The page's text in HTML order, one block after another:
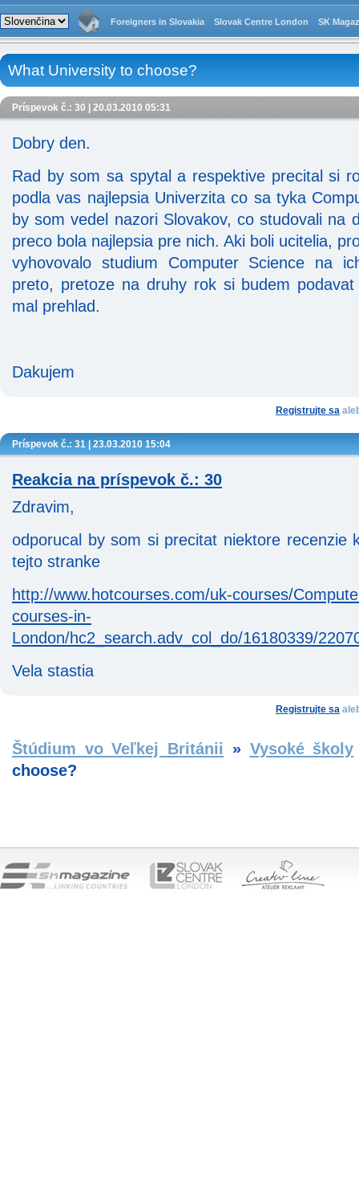
Foreigners in Slovakia Slovak Centre London SK
What University to choose?
Príspevok č.: 30 | 20.03.2010 05:31
Dobry den.
Rad by som sa spytal a respektive precital si
podla vas najlepsia Univerzita co sa tyka
by som vedel nazori Slovakov, co studovali na
preco bola najlepsia pre nich. Aki boli ucitelia,
vyhovovalo studium Computer Science na
preto, pretoze na druhy rok si budem
mal prehlad.
Dakujem
Registrujte sa
Príspevok č.: 31 | 23.03.2010 15:04
Reakcia na príspevok č.: 30
Zdravim,
odporucal by som si precitat niektore recenzie
tejto stranke
http://www.hotcourses.com/uk-courses/
courses-in-
London/hc2_search.adv_col_do/16180339/
Vela stastia
Registrujte sa
Štúdium vo Veľkej Británii » Vysoké školy
choose?